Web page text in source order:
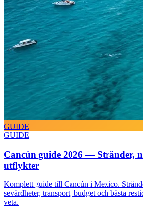
GUIDE
GUIDE
Cancún guide 2026 — Stränder,
utflykter
Komplett guide till Cancún i Mexico.
sevärdheter, transport, budget och bästa
veta.